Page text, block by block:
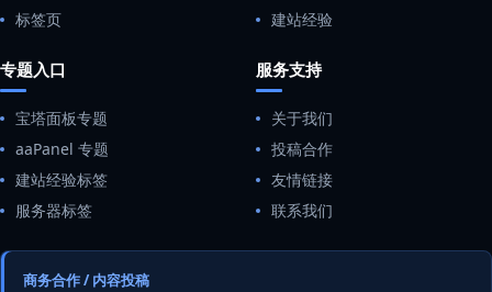
标签页
建站经验
专题入口
宝塔面板专题
aaPanel 专题
建站经验标签
服务器标签
服务支持
关于我们
投稿合作
友情链接
联系我们
商务合作 / 内容投稿